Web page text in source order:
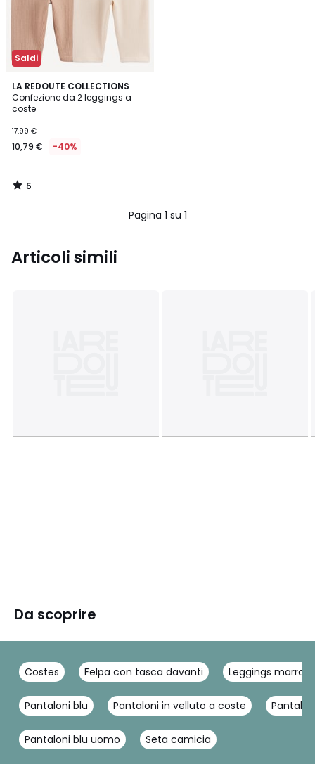
Saldi
LA REDOUTE COLLECTIONS
Confezione da 2 leggings a
coste
17,99 €
10,79 € -40%
5
/
5
5
/
Pagina 1 su 1
Articoli simili
Da scoprire
Costes Felpa con tasca davanti Leggings marroni
Pantaloni blu Pantaloni in velluto a coste
Pantaloni blu uomo Seta camicia